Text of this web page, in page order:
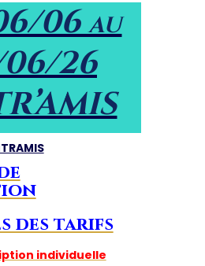
06 au
26
des tarifs
individuelle